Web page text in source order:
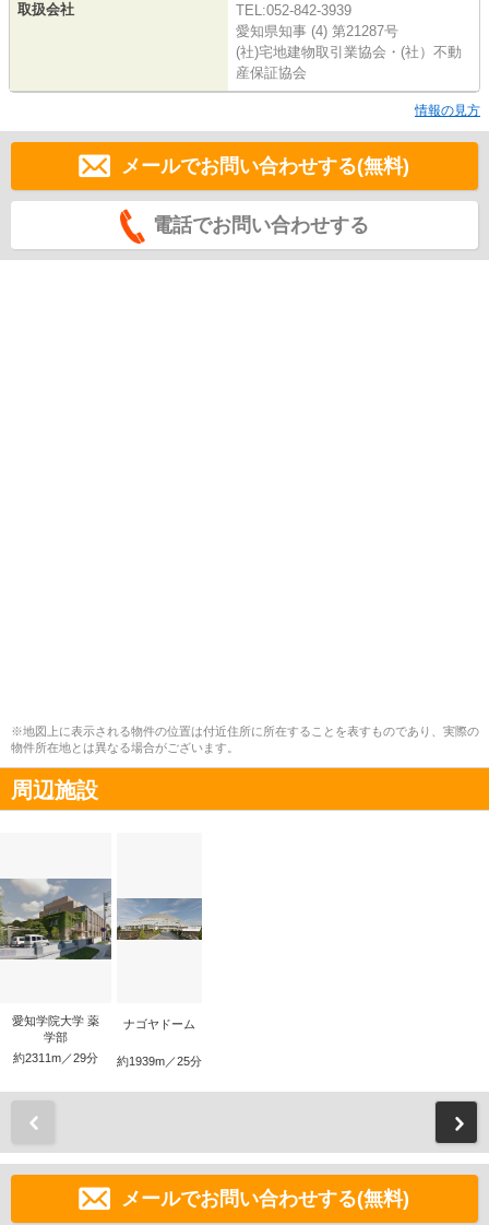
取扱会社
TEL:052-842-3939
愛知県知事 (4) 第21287号
(社)宅地建物取引業協会・(社）不動
産保証協会
情報の見方
メールでお問い合わせする(無料)
電話でお問い合わせする
※地図上に表示される物件の位置は付近住所に所在することを表すものであり、実際の
物件所在地とは異なる場合がございます。
周辺施設
愛知学院大学 薬
学部
約2311m／29分
ナゴヤドーム
約1939m／25分
メールでお問い合わせする(無料)